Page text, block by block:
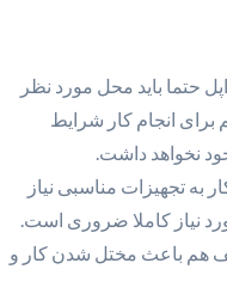
حتما باید محل مورد نظر
انجام کار شرایط
نخواهد داشت.
به تجهیزات مناسبی نیاز
نیاز کاملا ضروری است.
هم باعث مختل شدن کار و